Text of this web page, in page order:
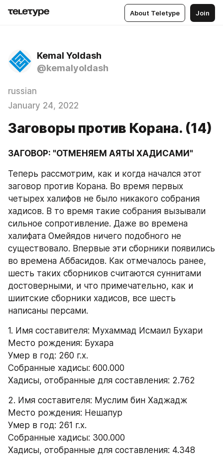
About Teletype Join
Kemal Yoldash
@kemalyoldash
russian
January 24, 2022
Заговоры против Корана. (14)
ЗАГОВОР: "ОТМЕНЯЕМ АЯТЫ ХАДИСАМИ"
Теперь рассмотрим, как и когда начался этот
заговор против Корана. Во время первых
четырех халифов не было никакого собрания
хадисов. В то время такие собрания вызывали
сильное сопротивление. Даже во времена
халифата Омейядов ничего подобного не
существовало. Впервые эти сборники появились
во времена Аббасидов. Как отмечалось ранее,
шесть таких сборников считаются суннитами
достоверными, и что примечательно, как и
шиитские сборники хадисов, все шесть
написаны персами.
1. Имя составителя: Мухаммад Исмаил Бухари
Место рождения: Бухара
Умер в год: 260 г.х.
Собранные хадисы: 600.000
Хадисы, отобранные для составления: 2.762
2. Имя составителя: Муслим бин Хаджадж
Место рождения: Нешапур
Умер в год: 261 г.х.
Собранные хадисы: 300.000
Хадисы, отобранные для составления: 4.348